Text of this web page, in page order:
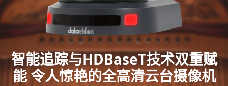
智能追踪与HDBaseT技术双重赋
能 令人惊艳的全高清云台摄像机